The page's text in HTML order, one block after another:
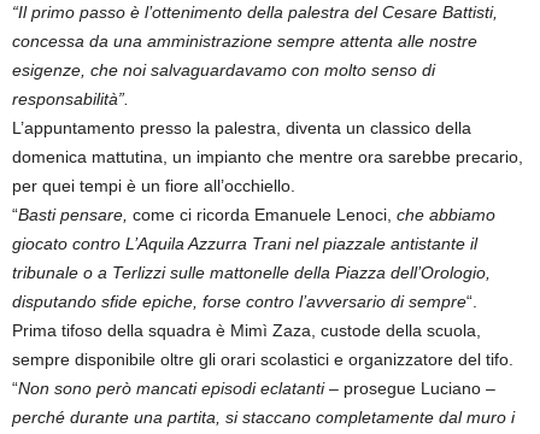
“Il primo passo è l’ottenimento della palestra del Cesare Battisti,
concessa da una amministrazione sempre attenta alle nostre
esigenze, che noi salvaguardavamo con molto senso di
responsabilità”.
L’appuntamento presso la palestra, diventa un classico della
domenica mattutina, un impianto che mentre ora sarebbe precario,
per quei tempi è un fiore all’occhiello.
“Basti pensare, come ci ricorda Emanuele Lenoci, che abbiamo
giocato contro L’Aquila Azzurra Trani nel piazzale antistante il
tribunale o a Terlizzi sulle mattonelle della Piazza dell’Orologio,
disputando sfide epiche, forse contro l’avversario di sempre“.
Prima tifoso della squadra è Mimì Zaza, custode della scuola,
sempre disponibile oltre gli orari scolastici e organizzatore del tifo.
“Non sono però mancati episodi eclatanti – prosegue Luciano –
perché durante una partita, si staccano completamente dal muro i